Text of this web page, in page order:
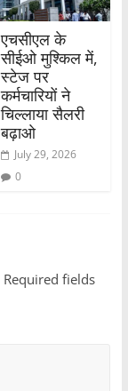
एचसीएल के
सीईओ मुश्किल में,
स्टेज पर
कर्मचारियों ने
चिल्लाया सैलरी
बढ़ाओ
July 29, 2026
0
Required fields